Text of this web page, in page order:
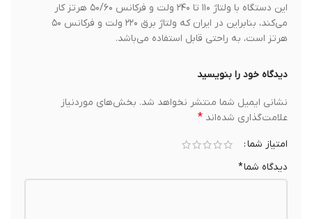
این دستگاه با ولتاژ ۱۱۰ تا ۲۴۰ ولت و فرکانس ۵۰/۶۰ هرتز کار
می‌کند، بنابراین در ایران که ولتاژ برق ۲۲۰ ولت و فرکانس ۵۰
هرتز است، به راحتی قابل استفاده می‌باشد.
دیدگاه خود را بنویسید
نشانی ایمیل شما منتشر نخواهد شد. بخش‌های موردنیاز
علامت‌گذاری شده‌اند*
امتیاز شما
دیدگاه شما*